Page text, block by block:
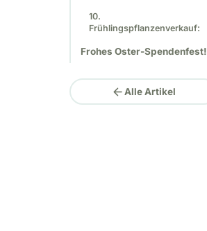
10.
Frühlingspflanzenverkauf:
Frohes Oster-Spendenfest!
arrow_backAlle Artikel